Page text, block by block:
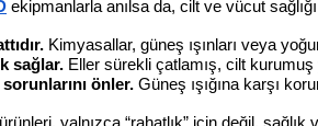
ekipmanlarla anılsa da, cilt ve vücut
Kimyasallar, güneş ışınları veya
sağlar. Eller sürekli çatlamış, cilt
önler. Güneş ışığına karşı
yalnızca “rahatlık” için değil,